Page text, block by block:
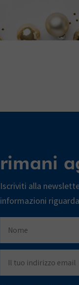
rimani
Iscriviti alla
informazioni